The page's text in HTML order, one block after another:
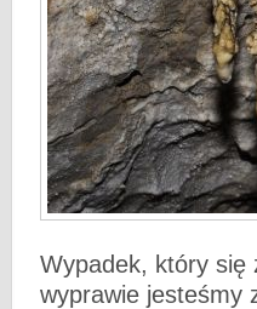
Wypadek, który się
wyprawie jesteśmy